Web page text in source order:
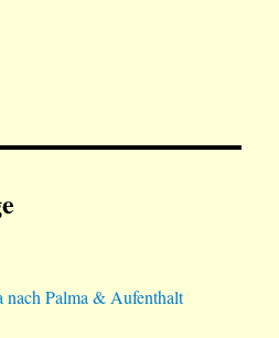
nach Palma & Aufenthalt